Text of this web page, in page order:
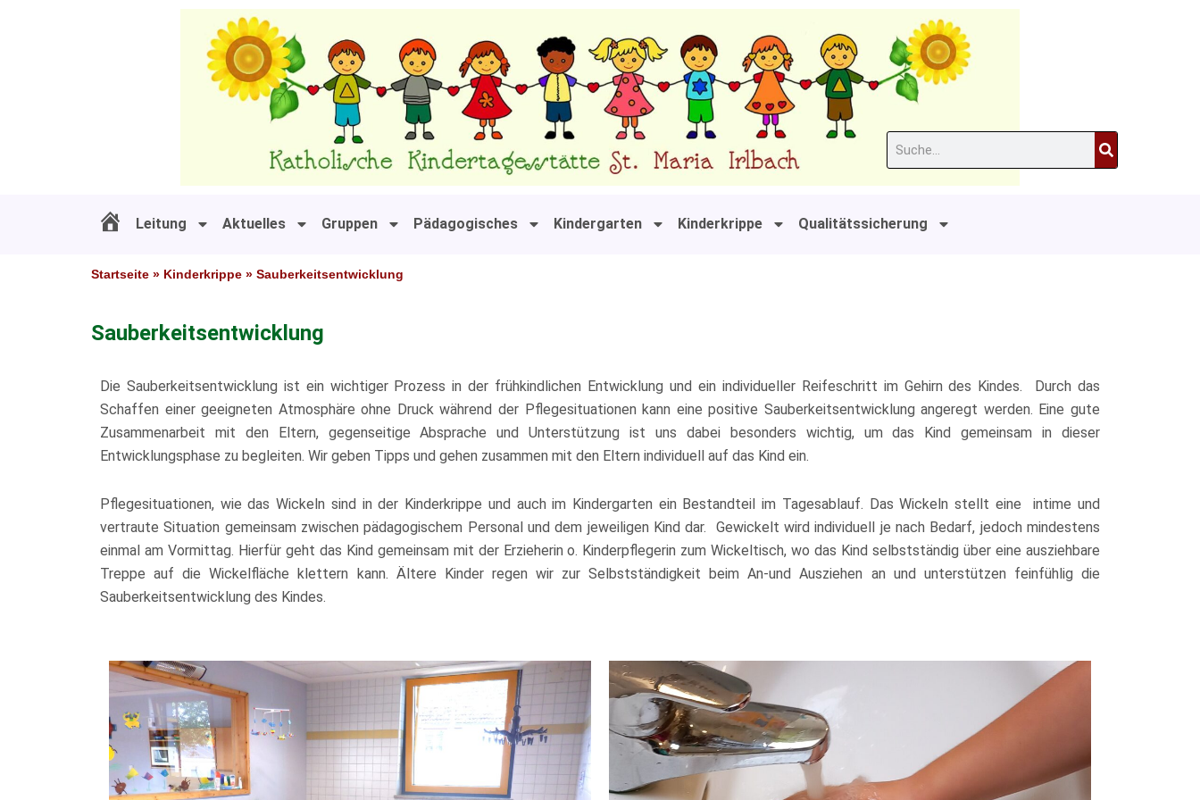
Suche
#11 (kein Titel)
Leitung Aktuelles Gruppen Pädagogisches Kindergarten Kinderkrippe Qualitätssicherung
Startseite » Kinderkrippe » Sauberkeitsentwicklung
Sauberkeitsentwicklung
Die Sauberkeitsentwicklung ist ein wichtiger Prozess in der frühkindlichen Entwicklung und ein individueller Reifeschritt im Gehirn des Kindes. Durch das
Schaffen einer geeigneten Atmosphäre ohne Druck während der Pflegesituationen kann eine positive Sauberkeitsentwicklung angeregt werden. Eine gute
Zusammenarbeit mit den Eltern, gegenseitige Absprache und Unterstützung ist uns dabei besonders wichtig, um das Kind gemeinsam in dieser
Entwicklungsphase zu begleiten. Wir geben Tipps und gehen zusammen mit den Eltern individuell auf das Kind ein.
Pflegesituationen, wie das Wickeln sind in der Kinderkrippe und auch im Kindergarten ein Bestandteil im Tagesablauf. Das Wickeln stellt eine intime und
vertraute Situation gemeinsam zwischen pädagogischem Personal und dem jeweiligen Kind dar. Gewickelt wird individuell je nach Bedarf, jedoch mindestens
einmal am Vormittag. Hierfür geht das Kind gemeinsam mit der Erzieherin o. Kinderpflegerin zum Wickeltisch, wo das Kind selbstständig über eine ausziehbare
Treppe auf die Wickelfläche klettern kann. Ältere Kinder regen wir zur Selbstständigkeit beim An-und Ausziehen an und unterstützen feinfühlig die
Sauberkeitsentwicklung des Kindes.